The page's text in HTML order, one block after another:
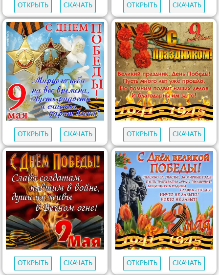
ОТКРЫТЬ СКАЧАТЬ ОТКРЫТЬ СКАЧАТЬ
ОТКРЫТЬ СКАЧАТЬ ОТКРЫТЬ СКАЧАТЬ
ОТКРЫТЬ СКАЧАТЬ ОТКРЫТЬ СКАЧАТЬ